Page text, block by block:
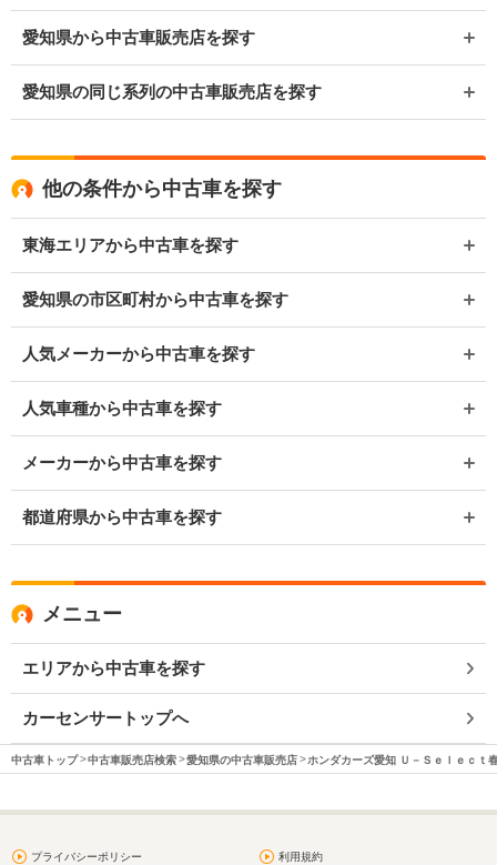
愛知県から中古車販売店を探す
愛知県の同じ系列の中古車販売店を探す
他の条件から中古車を探す
東海エリアから中古車を探す
愛知県の市区町村から中古車を探す
人気メーカーから中古車を探す
人気車種から中古車を探す
メーカーから中古車を探す
都道府県から中古車を探す
メニュー
エリアから中古車を探す
カーセンサートップへ
中古車トップ 中古車販売店検索 愛知県の中古車販売店 ホンダカーズ愛知 Ｕ－Ｓｅｌｅｃｔ
プライバシーポリシー 利用規約